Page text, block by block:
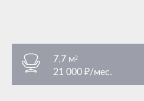
7,7 м²
21 000 ₽/мес.